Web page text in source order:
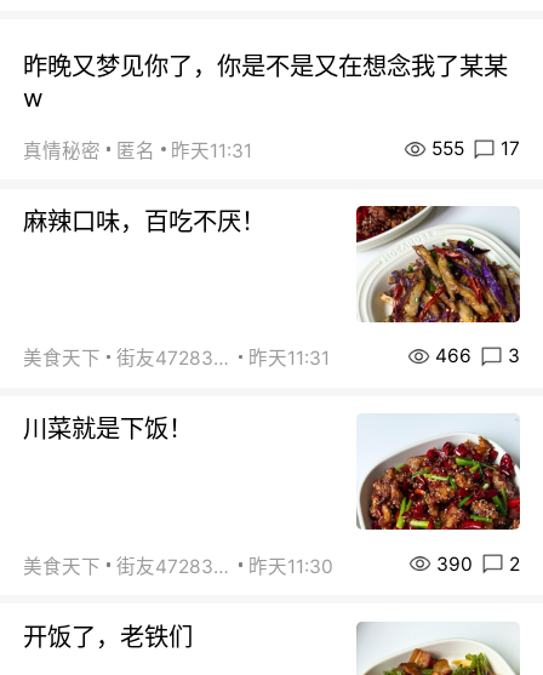
昨晚又梦见你了，你是不是又在想念我了某某
w
真情秘密 匿名 昨天11:31 555 17
麻辣口味，百吃不厌！
美食天下 街友472838572 昨天11:31 466 3
川菜就是下饭！
美食天下 街友472838572 昨天11:30 390 2
开饭了，老铁们